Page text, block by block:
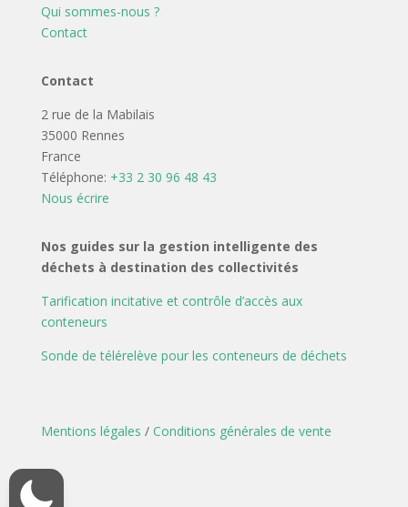
Qui sommes-nous ?
Contact
Contact
2 rue de la Mabilais
35000 Rennes
France
Téléphone: +33 2 30 96 48 43
Nous écrire
Nos guides sur la gestion intelligente des
déchets à destination des collectivités
Tarification incitative et contrôle d’accès aux
conteneurs
Sonde de télérelève pour les conteneurs de déchets
Mentions légales / Conditions générales de vente